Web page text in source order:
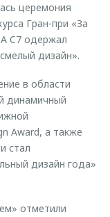
церемония
Гран-при «За
C7 одержал
дизайн».
в области
динамичный
Award, а также
стал
дизайн года»
отметили